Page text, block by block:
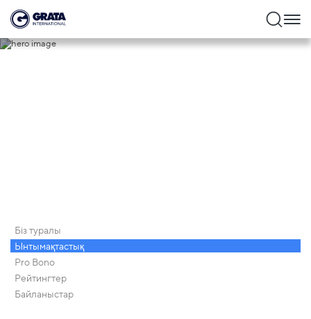
Біз туралы
Ынтымақтастық
Pro Bono
Рейтингтер
Байланыстар